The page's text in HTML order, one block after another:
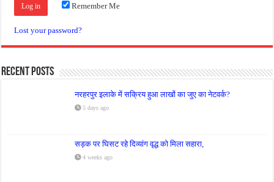
Remember Me
Lost your password?
Recent Posts
नरहरपुर इलाके में सक्रिय हुआ लाखों का जुए का नेटवर्क?
5 days ago
सड़क पर घिसट रहे दिव्यांग वृद्ध को मिला सहारा,
4 weeks ago